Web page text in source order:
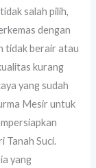
salah pilih,
dengan
tidak berair atau
kurang
yang sudah
Mesir untuk
Tanah Suci.
yang